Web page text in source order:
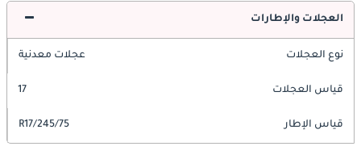
العجلات والإطارات
نوع العجلات عجلات معدنية
قياس العجلات 17
قياس الإطار 245/75/R17